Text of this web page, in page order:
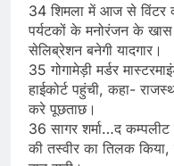
34 शिमला में आज से विंटर
पर्यटकों के मनोरंजन के
सेलिब्रेशन बनेगी यादगार।
35 गोगामेड़ी मर्डर
हाईकोर्ट पहुंची, कहा-
करे पूछताछ।
36 सागर शर्मा…द
की तस्वीर का तिलक किया,